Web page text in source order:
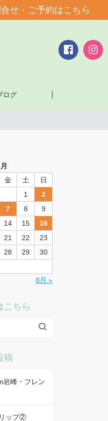
せ・ご予約はこちら
ログ
金 土
日
1
2
7 8
9
14 15
16
21 22
23
28 29
30
8月 »
こちら
稿
峰・フレン
ップ②